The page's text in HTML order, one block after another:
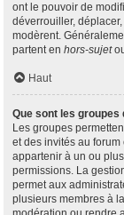
ont le pouvoir de
déverrouiller,
modèrent.
partent en hors-sujet
Haut
Que sont les groupes
Les groupes
et des invités au
appartenir à un ou
permissions. La
permet aux
plusieurs membres à